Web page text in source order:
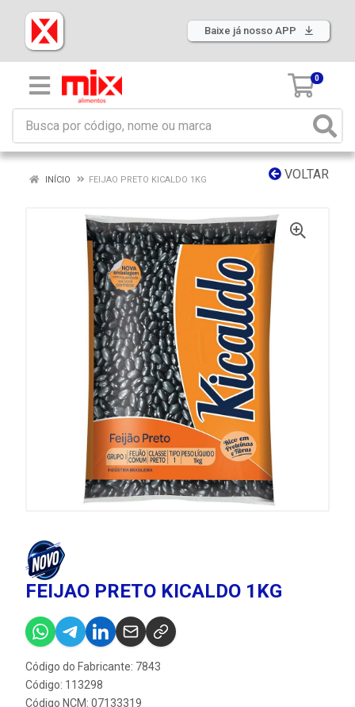
Baixe já nosso APP
0
VOLTAR
INÍCIO FEIJAO PRETO KICALDO 1KG
FEIJAO PRETO KICALDO 1KG
Código do Fabricante: 7843
Código: 113298
Código NCM: 07133319